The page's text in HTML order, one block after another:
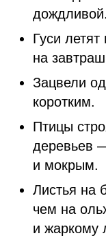
дождливой.
Гуси
на
Зацвели
коротким.
Птицы
деревьев
и мокрым.
Листья на
чем на
и жаркому